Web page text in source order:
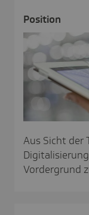
Posi­tion
Aus Sicht der
Vordergrund